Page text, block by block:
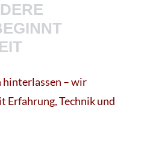
hinterlassen – wir
Erfahrung, Technik und